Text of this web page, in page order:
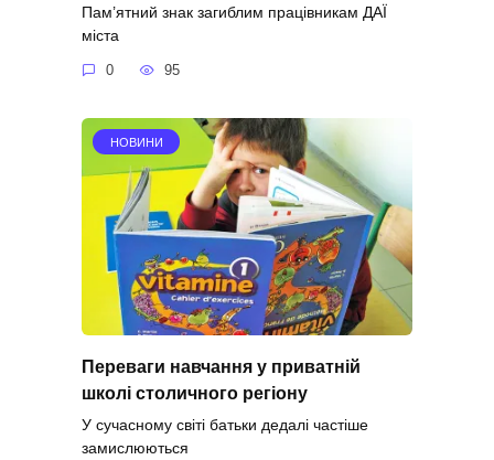
Пам’ятний знак загиблим працівникам ДАЇ
міста
0 95
НОВИНИ
Переваги навчання у приватній
школі столичного регіону
У сучасному світі батьки дедалі частіше
замислюються